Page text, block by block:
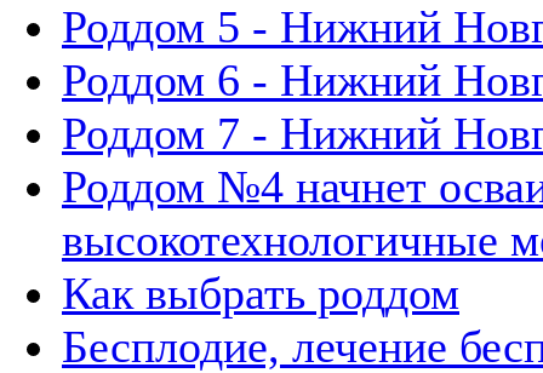
Роддом 5 - Нижний
Роддом 6 - Нижний
Роддом 7 - Нижний
Роддом №4 начнет
высокотехнологичные
Как выбрать роддом
Бесплодие, лечение